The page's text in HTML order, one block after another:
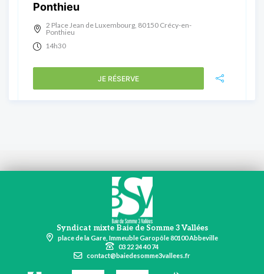
Ponthieu
2 Place Jean de Luxembourg, 80150 Crécy-en-
Ponthieu
14h30
JE RÉSERVE
Syndicat mixte Baie de Somme 3 Vallées
place de la Gare, Immeuble Garopôle 80100 Abbeville
03 22 24 40 74
contact@baiedesomme3vallees.fr